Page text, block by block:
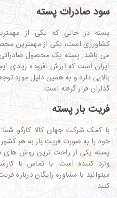
سود صادرات پسته
پسته در حالی که یکی از
کشاورزی است، یکی از مهمترین
می باشد. پسته یک محصول صادراتی
ایران است که ارزش افزوده زیادی
بالایی دارد و به همین دلیل مورد
گذاران قرار گرفته است.
فریت بار پسته
با کمک شرکت جهان کالا کارگو شما
خود را به صورت فریت بار به هر
پسته یکی از راحت ترین روش های
وارد کننده است. با تماس با
میتوانید با مشاوره رایگان درباره
کنید.